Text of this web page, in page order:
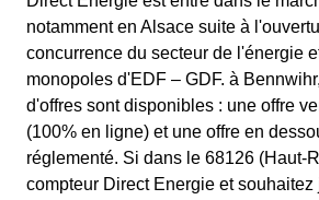
notamment en Alsace suite à
concurrence du secteur de l'énergie
monopoles d'EDF – GDF. à
d'offres sont disponibles : une offre
(100% en ligne) et une offre en
réglementé. Si dans le 68126 (Haut-
compteur Direct Energie et